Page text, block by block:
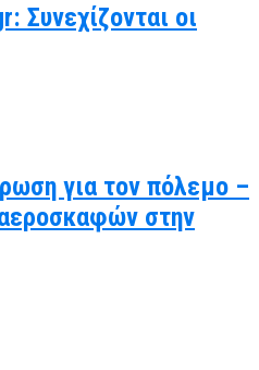
Συνεχίζονται οι
για τον πόλεμο –
στην